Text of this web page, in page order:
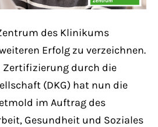
94102
des Klinikums
Erfolg zu verzeichnen.
Zertifizierung durch die
(DKG) hat nun die
im Auftrag des
Gesundheit und Soziales